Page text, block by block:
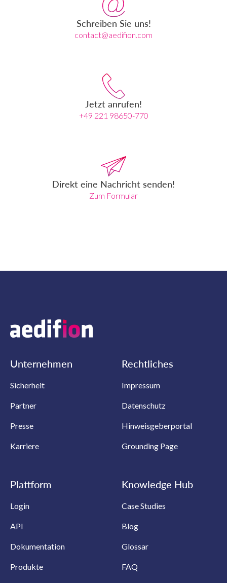
Schreiben Sie uns!
contact@aedifion.com
Jetzt anrufen!
+49 221 98650-770
Direkt eine Nachricht senden!
Zum Formular
Unternehmen
Sicherheit
Partner
Presse
Karriere
Rechtliches
Impressum
Datenschutz
Hinweisgeberportal
Grounding Page
Plattform
Login
API
Dokumentation
Produkte
Knowledge Hub
Case Studies
Blog
Glossar
FAQ